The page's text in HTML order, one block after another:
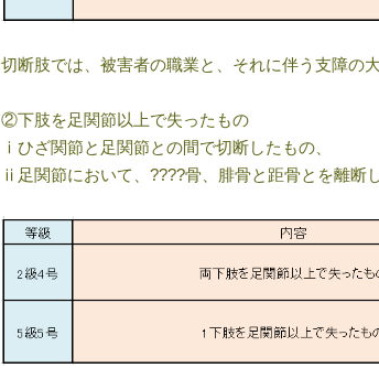
切断肢では、被害者の職業と、それに伴う支障の
②下肢を足関節以上で失ったもの
ⅰひざ関節と足関節との間で切断したもの、
ⅱ足関節において、????骨、腓骨と距骨とを離断